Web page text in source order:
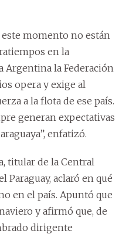
momento no están
en la
Argentina la Federación
opera y exige al
a la flota de ese país.
generan expectativas
enfatizó.
titular de la Central
Paraguay, aclaró en qué
en el país. Apuntó que
y afirmó que, de
dirigente